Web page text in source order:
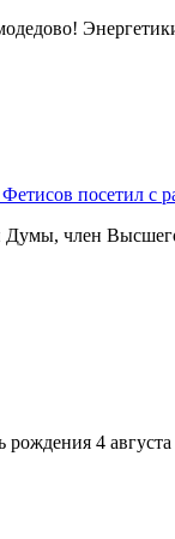
посетил с
Думы, член
рождения 4